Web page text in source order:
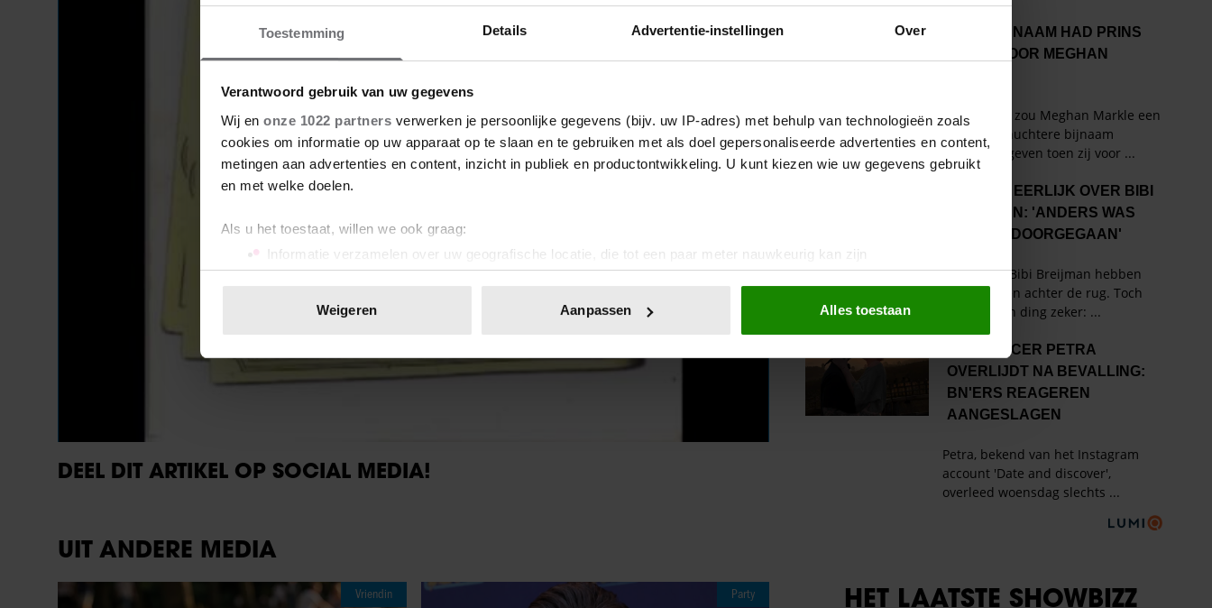
Toestemming Details Advertentie-instellingen Over
Verantwoord gebruik van uw gegevens
Wij en onze 1022 partners verwerken je persoonlijke gegevens (bijv. uw IP-adres) met behulp van technologieën zoals
cookies om informatie op uw apparaat op te slaan en te gebruiken met als doel gepersonaliseerde advertenties en content,
metingen aan advertenties en content, inzicht in publiek en productontwikkeling. U kunt kiezen wie uw gegevens gebruikt
en met welke doelen.
Als u het toestaat, willen we ook graag:
Informatie verzamelen over uw geografische locatie, die tot een paar meter nauwkeurig kan zijn
Uw apparaat identificeren door het actief te scannen op specifieke eigenschappen (fingerprinting)
toestemming op elk moment wijzigen of intrekken in de Cookieverklaring.
We gebruiken cookies om content en advertenties te personaliseren, om functies voor social media te bieden en om ons
websiteverkeer te analyseren. Ook delen we informatie over uw gebruik van onze site met onze partners voor social
media, adverteren en analyse. Deze partners kunnen deze gegevens combineren met andere informatie die u aan ze heeft
Weigeren Aanpassen Alles toestaan
DEEL DIT ARTIKEL OP SOCIAL MEDIA!
UIT ANDERE MEDIA
Vriendin Party HET LAATSTE SHOWBIZZ